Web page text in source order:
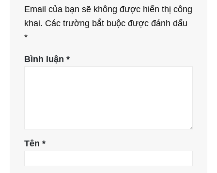
Email của bạn sẽ không được hiển thị công
khai. Các trường bắt buộc được đánh dấu
*
Bình luận *
Tên *